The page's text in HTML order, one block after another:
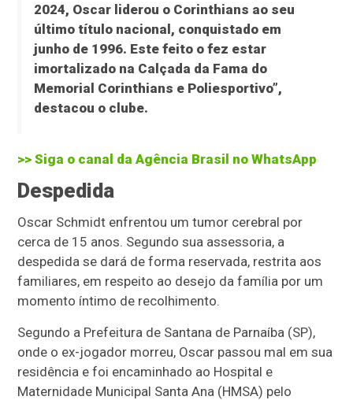
2024, Oscar liderou o Corinthians ao seu
último título nacional, conquistado em
junho de 1996. Este feito o fez estar
imortalizado na Calçada da Fama do
Memorial Corinthians e Poliesportivo”,
destacou o clube.
>> Siga o canal daAgência Brasil no WhatsApp
Despedida
Oscar Schmidt enfrentou um tumor cerebral por
cerca de 15 anos. Segundo sua assessoria, a
despedida se dará de forma reservada, restrita aos
familiares, em respeito ao desejo da família por um
momento íntimo de recolhimento.
Segundo a Prefeitura de Santana de Parnaíba (SP),
onde o ex-jogador morreu, Oscar passou mal em sua
residência e foi encaminhado ao Hospital e
Maternidade Municipal Santa Ana (HMSA) pelo